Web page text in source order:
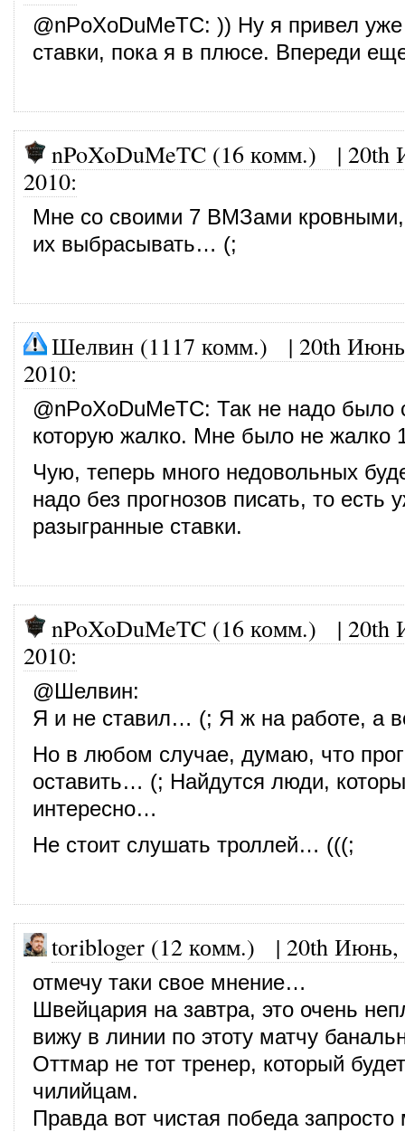
@nPoXoDuMeTC: )) Ну я привел
ставки, пока я в плюсе. Впереди
nPoXoDuMeTC (16 комм.) | 20th
2010:
Мне со своими 7 ВМЗами кровными,
их выбрасывать… (;
Шелвин (1117 комм.) | 20th
2010:
@nPoXoDuMeTC: Так не надо было
которую жалко. Мне было не жалко
Чую, теперь много недовольных
надо без прогнозов писать, то есть
разыгранные ставки.
nPoXoDuMeTC (16 комм.) | 20th
2010:
@Шелвин:
Я и не ставил… (; Я ж на работе, а
Но в любом случае, думаю, что
оставить… (; Найдутся люди,
интересно…
Не стоит слушать троллей… (((;
toribloger (12 комм.) | 20th Июнь,
отмечу таки свое мнение…
Швейцария на завтра, это очень
вижу в линии по этоту матчу
Оттмар не тот тренер, который
чилийцам.
Правда вот чистая победа запросто